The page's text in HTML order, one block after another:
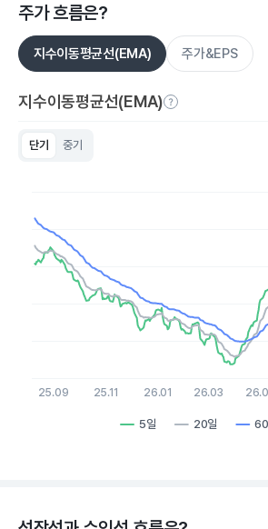
주가 흐름은?
지수이동평균선(EMA) 주가&EPS
지수이동평균선(EMA)
단기 중기
The chart has 1 X axis displaying
The chart has 1 Y axis displaying
5일 20일
25.09 25.11 26.01 26.03